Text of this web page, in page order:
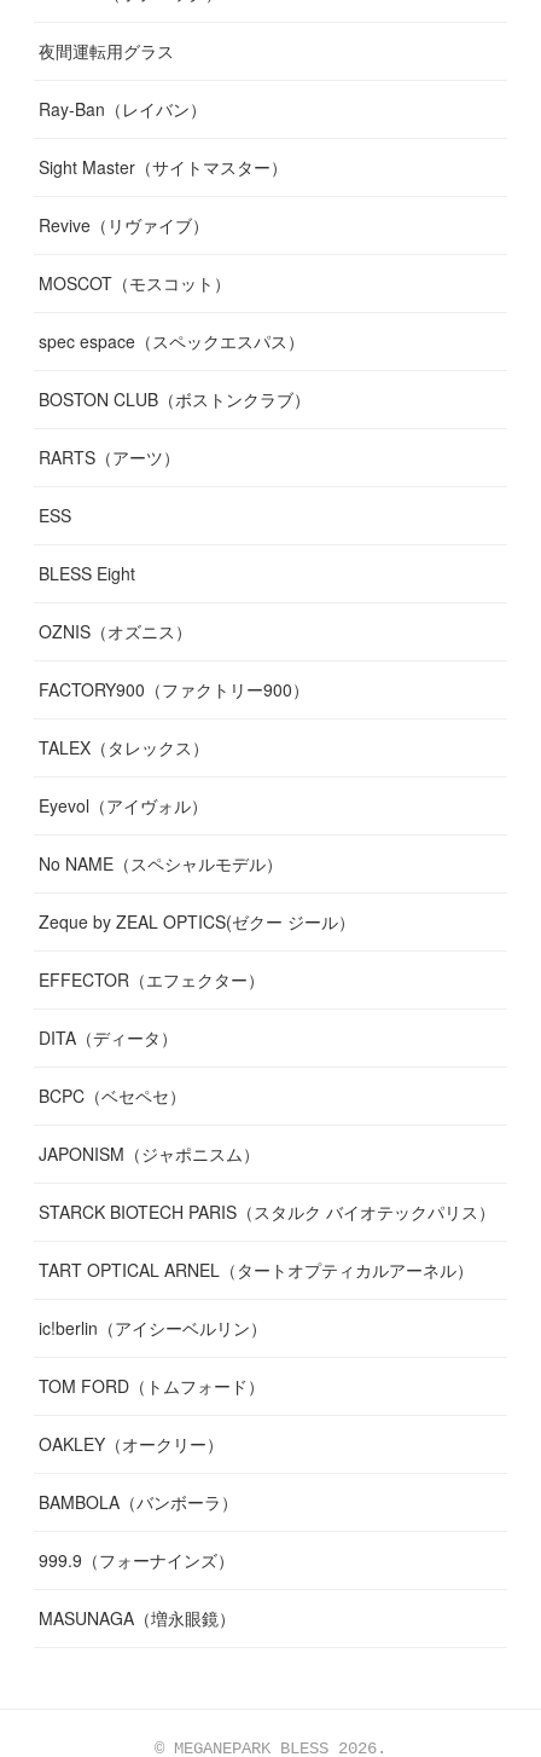
夜間運転用グラス
Ray-Ban（レイバン）
Sight Master（サイトマスター）
Revive（リヴァイブ）
MOSCOT（モスコット）
spec espace（スペックエスパス）
BOSTON CLUB（ボストンクラブ）
RARTS（アーツ）
ESS
BLESS Eight
OZNIS（オズニス）
FACTORY900（ファクトリー900）
TALEX（タレックス）
Eyevol（アイヴォル）
No NAME（スペシャルモデル）
Zeque by ZEAL OPTICS(ゼクー ジール）
EFFECTOR（エフェクター）
DITA（ディータ）
BCPC（ベセペセ）
JAPONISM（ジャポニスム）
STARCK BIOTECH PARIS（スタルク バイオテックパリス）
TART OPTICAL ARNEL（タートオプティカルアーネル）
ic!berlin（アイシーベルリン）
TOM FORD（トムフォード）
OAKLEY（オークリー）
BAMBOLA（バンボーラ）
999.9（フォーナインズ）
MASUNAGA（増永眼鏡）
© MEGANEPARK BLESS 2026.